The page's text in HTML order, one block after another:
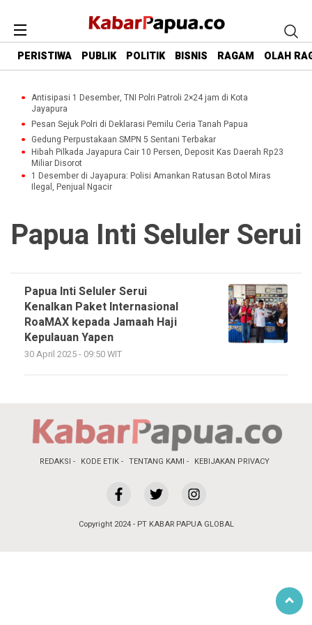
PERISTIWA PUBLIK POLITIK BISNIS RAGAM OLAH
Antisipasi 1 Desember, TNI Polri Patroli 2×24 jam di Kota
Jayapura
Pesan Sejuk Polri di Deklarasi Pemilu Ceria Tanah Papua
Gedung Perpustakaan SMPN 5 Sentani Terbakar
Hibah Pilkada Jayapura Cair 10 Persen, Deposit Kas Daerah Rp23
Miliar Disorot
1 Desember di Jayapura: Polisi Amankan Ratusan Botol Miras
Ilegal, Penjual Ngacir
Papua Inti Seluler Serui
Papua Inti Seluler Serui
Kenalkan Paket Internasional
RoaMAX kepada Jamaah Haji
Kepulauan Yapen
30 April 2025 - 09:50 WIT
REDAKSI KODE ETIK TENTANG KAMI KEBIJAKAN PRIVACY
Copyright 2024 - PT KABAR PAPUA GLOBAL